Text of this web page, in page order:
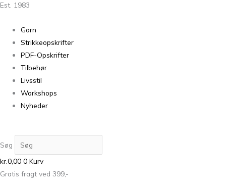
Est. 1983
Garn
Strikkeopskrifter
PDF-Opskrifter
Tilbehør
Livsstil
Workshops
Nyheder
Søg
kr.0,00 0 Kurv
Gratis fragt ved 399,-